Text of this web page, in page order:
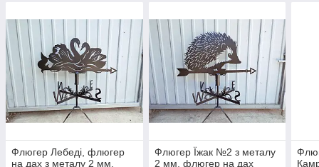
Флюгер Лебеді, флюгер
на дах з металу 2 мм.
Флюгер Їжак №2 з металу
2 мм, флюгер на дах